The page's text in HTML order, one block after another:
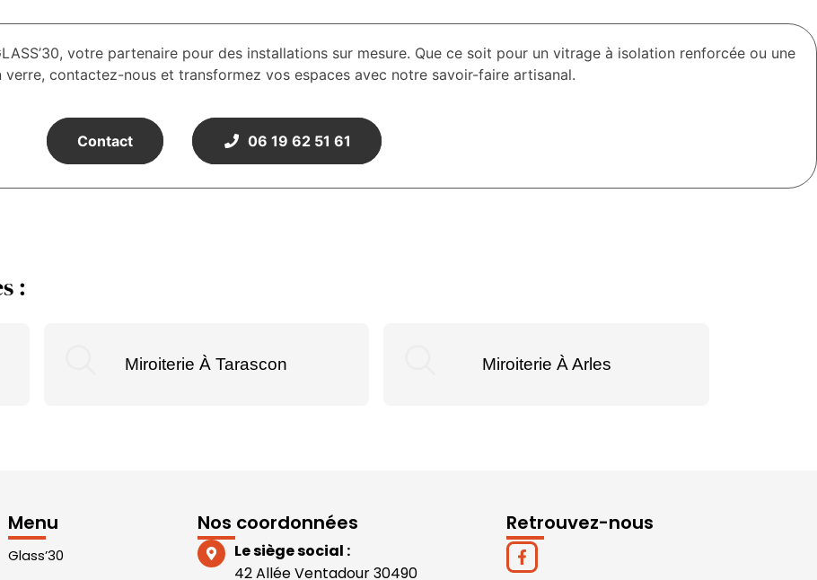
votre partenaire pour des installations sur mesure. Que ce soit pour un vitrage à isolation renforcée ou une
verre, contactez-nous et transformez vos espaces avec notre savoir-faire artisanal.
Contact 06 19 62 51 61
:
Miroiterie À Tarascon Miroiterie À Arles
Menu
Glass’30
Nos coordonnées
Le siège social :
42 Allée Ventadour 30490
Retrouvez-nous